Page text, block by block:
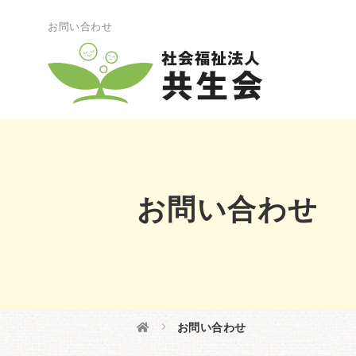
お問い合わせ
お問い合わせ
 お問い合わせ